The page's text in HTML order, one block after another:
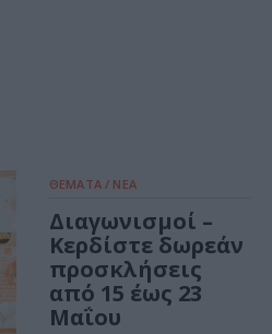
ΘΕΜΑΤΑ / ΝΕΑ
Διαγωνισμοί –
Κερδίστε δωρεάν
προσκλήσεις
από 15 έως 23
Μαΐου